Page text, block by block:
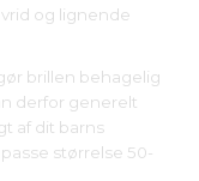
og lignende
brillen behagelig
derfor generelt
af dit barns
størrelse 50-